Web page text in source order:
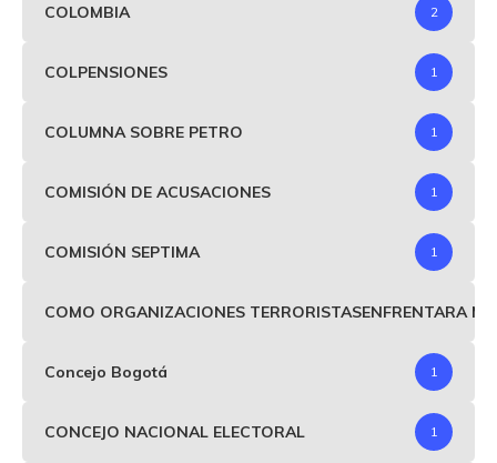
COLOMBIA 2
COLPENSIONES 1
COLUMNA SOBRE PETRO 1
COMISIÓN DE ACUSACIONES 1
COMISIÓN SEPTIMA 1
COMO ORGANIZACIONES TERRORISTASENFRENTARA
Concejo Bogotá 1
CONCEJO NACIONAL ELECTORAL 1